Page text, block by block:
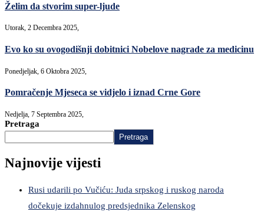
Želim da stvorim super-ljude
Utorak, 2 Decembra 2025,
Evo ko su ovogodišnji dobitnici Nobelove nagrade za medicinu
Ponedjeljak, 6 Oktobra 2025,
Pomračenje Mjeseca se vidjelo i iznad Crne Gore
Nedjelja, 7 Septembra 2025,
Pretraga
Pretraga
Najnovije vijesti
Rusi udarili po Vučiću: Juda srpskog i ruskog naroda
dočekuje izdahnulog predsjednika Zelenskog